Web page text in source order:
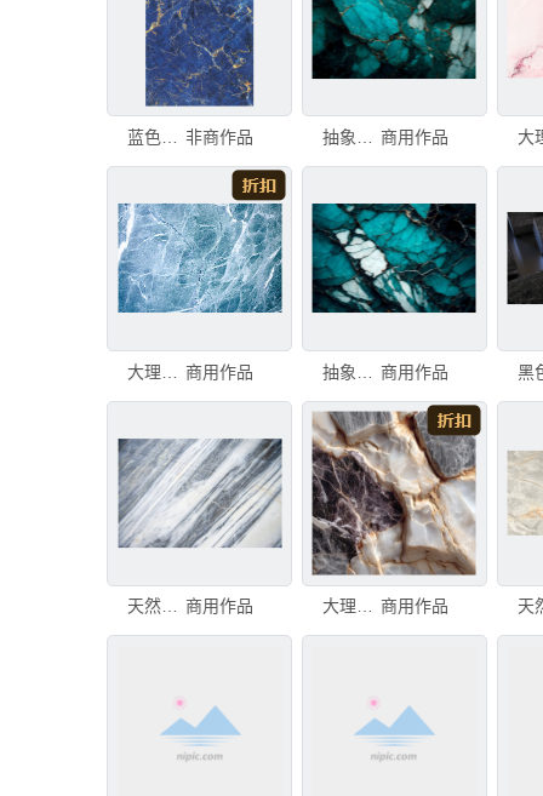
非商作品 商用作品
商用作品 商用作品
天然大理石背景。石墙上的白色条纹由石头制成。天然背景。大理石石材的一段。由大理石制成的岩石。石堆金字 商用作品 大理石石材 商用作品